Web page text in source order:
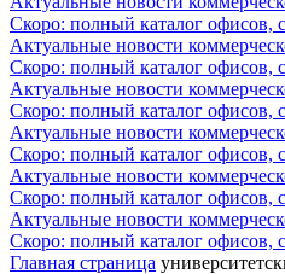
Скоро: полный каталог офисов,
Актуальные новости
Скоро: полный каталог офисов,
Актуальные новости
Скоро: полный каталог офисов,
Актуальные новости
Скоро: полный каталог офисов,
Актуальные новости
Скоро: полный каталог офисов,
Актуальные новости
Скоро: полный каталог офисов,
Главная страница